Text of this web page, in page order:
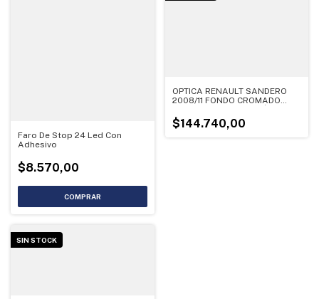
Faro De Stop 24 Led Con
Adhesivo
$8.570,00
OPTICA RENAULT SANDERO
2008/11 FONDO CROMADO
$144.740,00
SIN STOCK